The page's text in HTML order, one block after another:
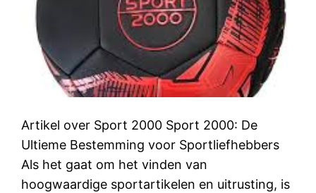
Artikel over Sport 2000 Sport 2000: De
Ultieme Bestemming voor Sportliefhebbers
Als het gaat om het vinden van
hoogwaardige sportartikelen en uitrusting, is